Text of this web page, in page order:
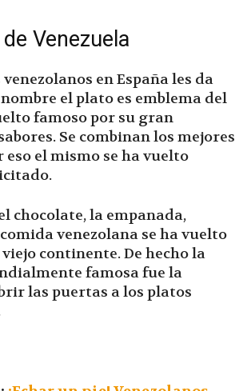
Venezuela
en España les da
el plato es emblema del
famoso por su gran
Se combinan los mejores
eso el mismo se ha vuelto
chocolate, la empanada,
venezolana se ha vuelto
continente. De hecho la
famosa fue la
las puertas a los platos